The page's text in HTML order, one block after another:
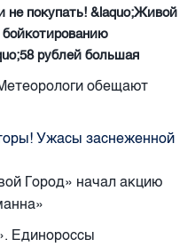
не покупать! &laquo;Живой
рублей большая
обещают
Ужасы заснеженной
Город» начал акцию
Единороссы